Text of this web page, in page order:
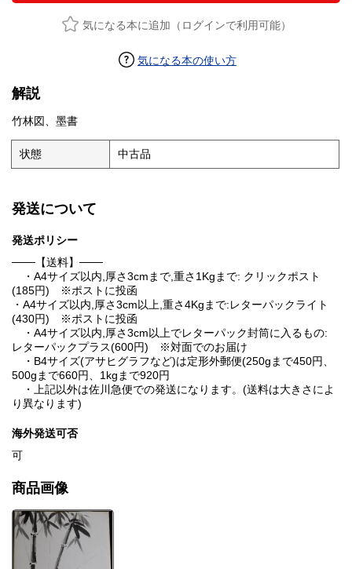
気になる本に追加（ログインで利用可能）
気になる本の使い方
解説
竹林図、墨書
状態 中古品
発送について
発送ポリシー
───【送料】───
・A4サイズ以内,厚さ3cmまで,重さ1Kgまで: クリックポスト
(185円) ※ポストに投函
・A4サイズ以内,厚さ3cm以上,重さ4Kgまで:レターパックライト
(430円) ※ポストに投函
・A4サイズ以内,厚さ3cm以上でレターパック封筒に入るもの:
レターパックプラス(600円) ※対面でのお届け
・B4サイズ(アサヒグラフなど)は定形外郵便(250gまで450円、
500gまで660円、1kgまで920円
・上記以外は佐川急便での発送になります。(送料は大きさによ
り異なります)
海外発送可否
可
商品画像